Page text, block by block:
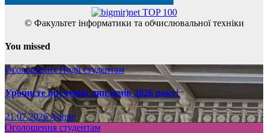
© Факультет інформатики та обчислювальної техніки
You missed
ОголошенняПодіїстудентам
Урочисте вручення дипломів 2026 року!
21.07.2026Admin
Оголошення студентам